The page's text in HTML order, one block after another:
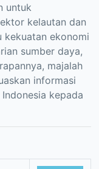
untuk
kelautan dan
kekuatan ekonomi
sumber daya,
majalah
informasi
kepada